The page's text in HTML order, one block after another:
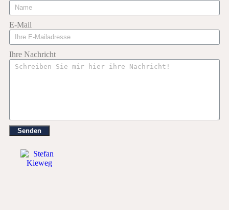
E-Mail
Ihre Nachricht
Senden